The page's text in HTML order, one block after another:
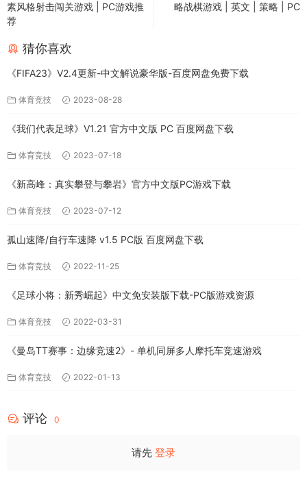
素风格射击闯关游戏 | PC游戏推
荐
略战棋游戏 | 英文 | 策略 | PC
猜你喜欢
《FIFA23》V2.4更新-中文解说豪华版-百度网盘免费下载
体育竞技 2023-08-28
《我们代表足球》V1.21 官方中文版 PC 百度网盘下载
体育竞技 2023-07-18
《新高峰：真实攀登与攀岩》官方中文版PC游戏下载
体育竞技 2023-07-12
孤山速降/自行车速降 v1.5 PC版 百度网盘下载
体育竞技 2022-11-25
《足球小将：新秀崛起》中文免安装版下载-PC版游戏资源
体育竞技 2022-03-31
《曼岛TT赛事：边缘竞速2》- 单机同屏多人摩托车竞速游戏
体育竞技 2022-01-13
评论 0
请先 登录